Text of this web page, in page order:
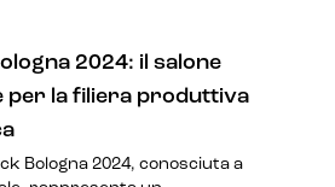
2024: il salone
per la filiera produttiva
Bologna 2024, conosciuta a